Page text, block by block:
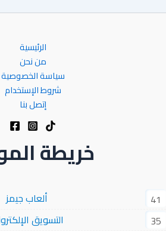
الرئيسية
من نحن
سياسة الخصوصية
شروط الإستخدام
إتصل بنا
خريطة
ألعاب جيمز
41
التسويق
35